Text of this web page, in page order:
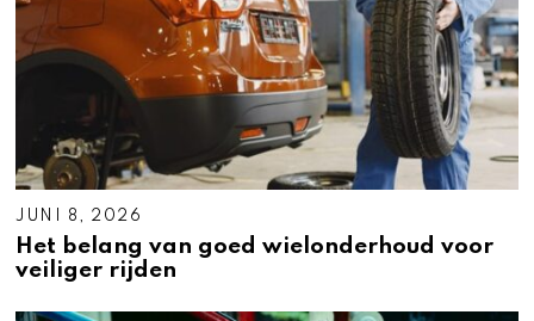
JUNI 8, 2026
Het belang van goed wielonderhoud voor
veiliger rijden